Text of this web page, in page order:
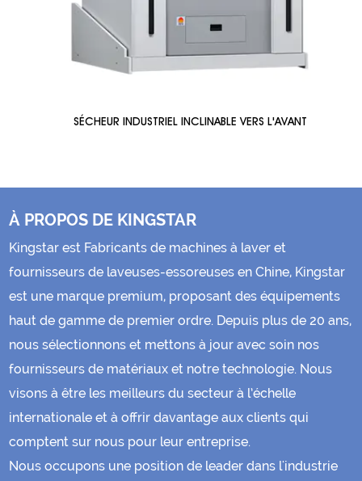
INCLINABLE VERS L'AVANT
À PROPOS DE KINGSTAR
Kingstar est Fabricants de machines à laver et
fournisseurs de laveuses-essoreuses en Chine, Kingstar
est une marque premium, proposant des équipements
haut de gamme de premier ordre. Depuis plus de 20 ans,
nous sélectionnons et mettons à jour avec soin nos
fournisseurs de matériaux et notre technologie. Nous
visons à être les meilleurs du secteur à l’échelle
internationale et à offrir davantage aux clients qui
comptent sur nous pour leur entreprise.
Nous occupons une position de leader dans l'industrie